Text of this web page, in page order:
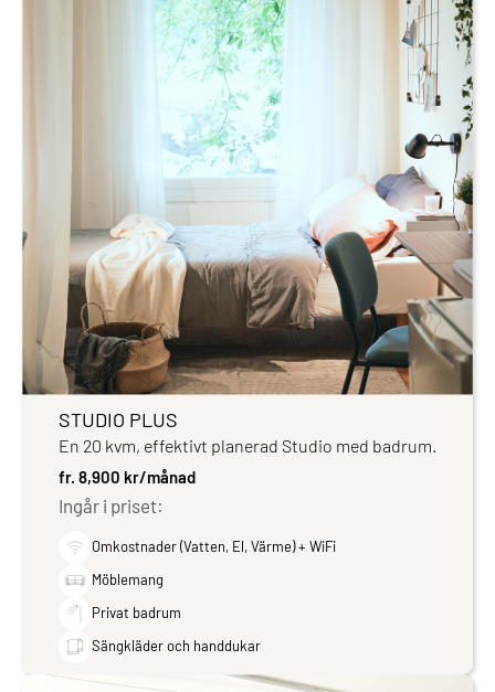
STUDIO PLUS
En 20 kvm, effektivt planerad Studio med badrum.
fr. 8,900 kr/månad
Ingår i priset:
Omkostnader (Vatten, El, Värme) + WiFi
Möblemang
Privat badrum
Sängkläder och handdukar